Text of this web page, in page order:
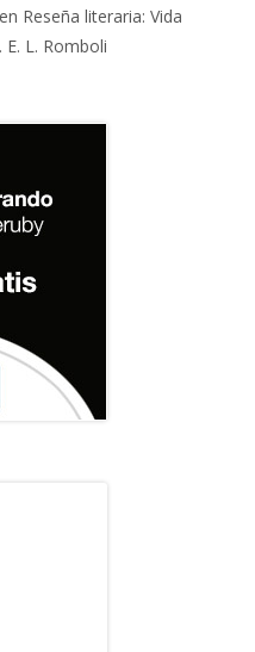
en Reseña literaria: Vida
L. Romboli